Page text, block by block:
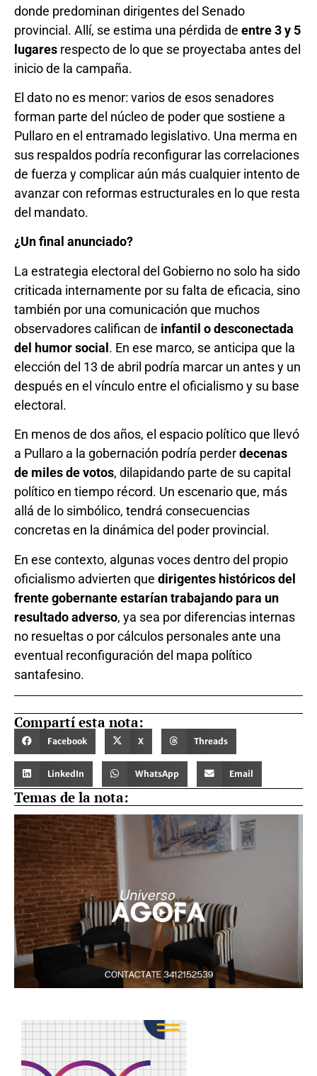
donde predominan dirigentes del Senado
provincial. Allí, se estima una pérdida de entre 3 y 5
lugares respecto de lo que se proyectaba antes del
inicio de la campaña.
El dato no es menor: varios de esos senadores
forman parte del núcleo de poder que sostiene a
Pullaro en el entramado legislativo. Una merma en
sus respaldos podría reconfigurar las correlaciones
de fuerza y complicar aún más cualquier intento de
avanzar con reformas estructurales en lo que resta
del mandato.
¿Un final anunciado?
La estrategia electoral del Gobierno no solo ha sido
criticada internamente por su falta de eficacia, sino
también por una comunicación que muchos
observadores califican de infantil o desconectada
del humor social. En ese marco, se anticipa que la
elección del 13 de abril podría marcar un antes y un
después en el vínculo entre el oficialismo y su base
electoral.
En menos de dos años, el espacio político que llevó
a Pullaro a la gobernación podría perderdecenas
de miles de votos, dilapidando parte de su capital
político en tiempo récord. Un escenario que, más
allá de lo simbólico, tendrá consecuencias
concretas en la dinámica del poder provincial.
En ese contexto, algunas voces dentro del propio
oficialismo advierten que dirigentes históricos del
frente gobernante estarían trabajando para un
resultado adverso, ya sea por diferencias internas
no resueltas o por cálculos personales ante una
eventual reconfiguración del mapa político
santafesino.
Compartí esta nota:
Facebook X Threads
LinkedIn WhatsApp Email
Temas de la nota: